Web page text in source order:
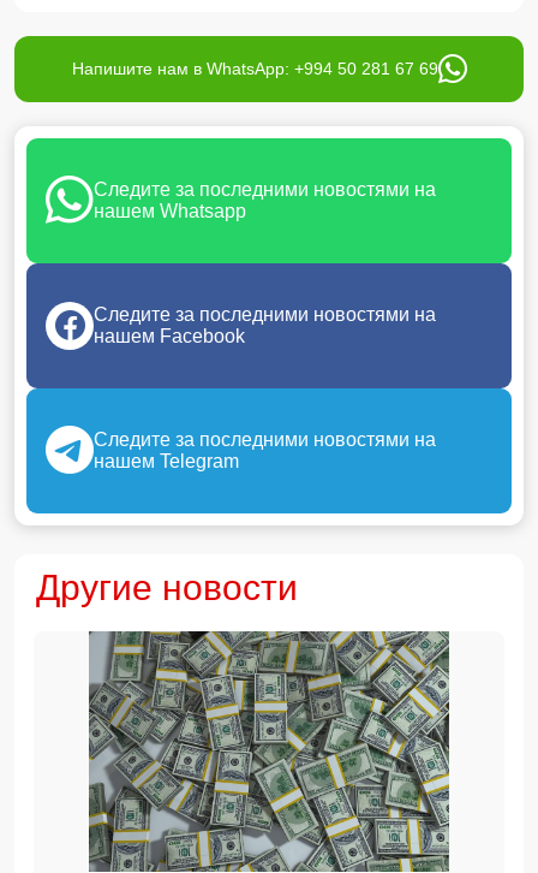
Напишите нам в WhatsApp: +994 50 281 67 69
Следите за последними новостями на
нашем Whatsapp
Следите за последними новостями на
нашем Facebook
Следите за последними новостями на
нашем Telegram
Другие новости